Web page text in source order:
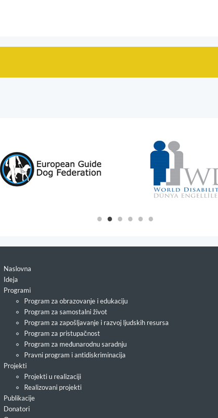
Naslovna
Ideja
Programi
Program za obrazovanje i edukaciju
Program za samostalni život
Program za zapošljavanje i razvoj ljudskih resursa
Program za pristupačnost
Program za međunarodnu saradnju
Pravni program i antidiskriminacija
Projekti
Projekti u realizaciji
Realizovani projekti
Publikacije
Donatori